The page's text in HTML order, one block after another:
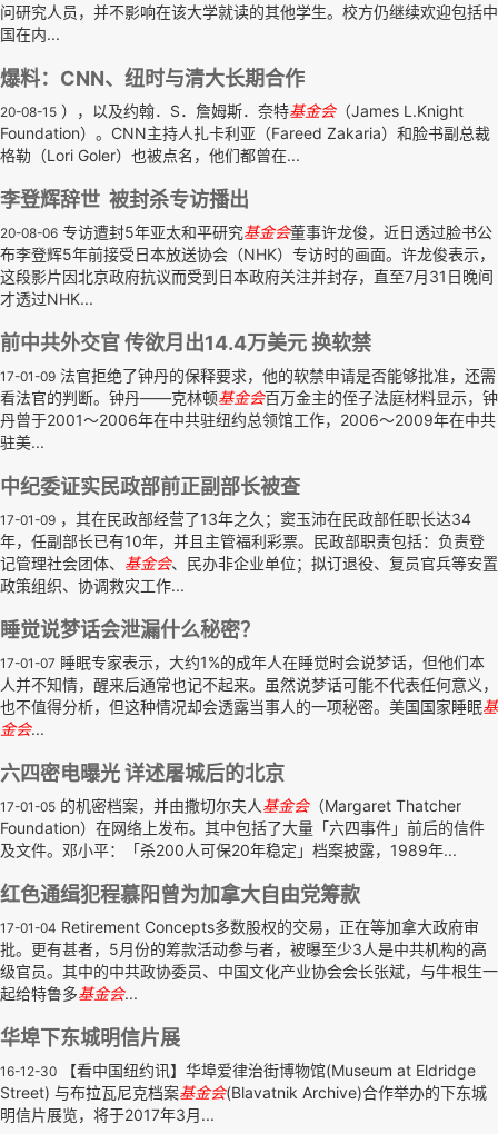
问研究人员，并不影响在该大学就读的其他学生。校方仍继续欢迎包括中
国在内...
爆料：CNN、纽时与清大长期合作
20-08-15 ），以及约翰．S．詹姆斯．奈特基金会（James L.Knight
Foundation）。CNN主持人扎卡利亚（Fareed Zakaria）和脸书副总裁
格勒（Lori Goler）也被点名，他们都曾在...
李登辉辞世 被封杀专访播出
20-08-06 专访遭封5年亚太和平研究基金会董事许龙俊，近日透过脸书公
布李登辉5年前接受日本放送协会（NHK）专访时的画面。许龙俊表示，
这段影片因北京政府抗议而受到日本政府关注并封存，直至7月31日晚间
才透过NHK...
前中共外交官 传欲月出14.4万美元 换软禁
17-01-09 法官拒绝了钟丹的保释要求，他的软禁申请是否能够批准，还需
看法官的判断。钟丹——克林顿基金会百万金主的侄子法庭材料显示，钟
丹曾于2001〜2006年在中共驻纽约总领馆工作，2006〜2009年在中共
驻美...
中纪委证实民政部前正副部长被查
17-01-09 ，其在民政部经营了13年之久；窦玉沛在民政部任职长达34
年，任副部长已有10年，并且主管福利彩票。民政部职责包括：负责登
记管理社会团体、 基金会、民办非企业单位；拟订退役、复员官兵等安置
政策组织、协调救灾工作...
睡觉说梦话会泄漏什么秘密？
17-01-07 睡眠专家表示，大约1%的成年人在睡觉时会说梦话，但他们本
人并不知情，醒来后通常也记不起来。虽然说梦话可能不代表任何意义，
也不值得分析，但这种情况却会透露当事人的一项秘密。美国国家睡眠基
金会...
六四密电曝光 详述屠城后的北京
17-01-05 的机密档案，并由撒切尔夫人基金会（Margaret Thatcher
Foundation）在网络上发布。其中包括了大量「六四事件」前后的信件
及文件。邓小平：「杀200人可保20年稳定」档案披露，1989年...
红色通缉犯程慕阳曾为加拿大自由党筹款
17-01-04 Retirement Concepts多数股权的交易，正在等加拿大政府审
批。更有甚者，5月份的筹款活动参与者，被曝至少3人是中共机构的高
级官员。其中的中共政协委员、中国文化产业协会会长张斌，与牛根生一
起给特鲁多基金会...
华埠下东城明信片展
16-12-30 【看中国纽约讯】华埠爱律治街博物馆(Museum at Eldridge
Street) 与布拉瓦尼克档案基金会(Blavatnik Archive)合作举办的下东城
明信片展览，将于2017年3月...